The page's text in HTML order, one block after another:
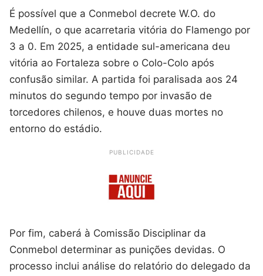
É possível que a Conmebol decrete W.O. do
Medellín, o que acarretaria vitória do Flamengo por
3 a 0. Em 2025, a entidade sul-americana deu
vitória ao Fortaleza sobre o Colo-Colo após
confusão similar. A partida foi paralisada aos 24
minutos do segundo tempo por invasão de
torcedores chilenos, e houve duas mortes no
entorno do estádio.
PUBLICIDADE
Por fim, caberá à Comissão Disciplinar da
Conmebol determinar as punições devidas. O
processo inclui análise do relatório do delegado da